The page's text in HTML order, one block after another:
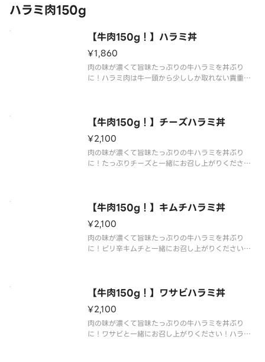
ハラミ肉150g
【牛肉150g！】ハラミ丼
¥1,860
肉の味が濃くて旨味たっぷりの牛ハラミを丼ぶり
に！ハラミ肉は牛一頭から少ししか取れない貴重な
【牛肉150g！】チーズハラミ丼
¥2,100
肉の味が濃くて旨味たっぷりの牛ハラミを丼ぶり
に！たっぷりチーズと一緒にお召し上がりくださ
【牛肉150g！】キムチハラミ丼
¥2,100
肉の味が濃くて旨味たっぷりの牛ハラミを丼ぶり
に！ピリ辛キムチと一緒にお召し上がりください！
【牛肉150g！】ワサビハラミ丼
¥2,100
肉の味が濃くて旨味たっぷりの牛ハラミを丼ぶり
に！ワサビと一緒にお召し上がりください！ハラミ